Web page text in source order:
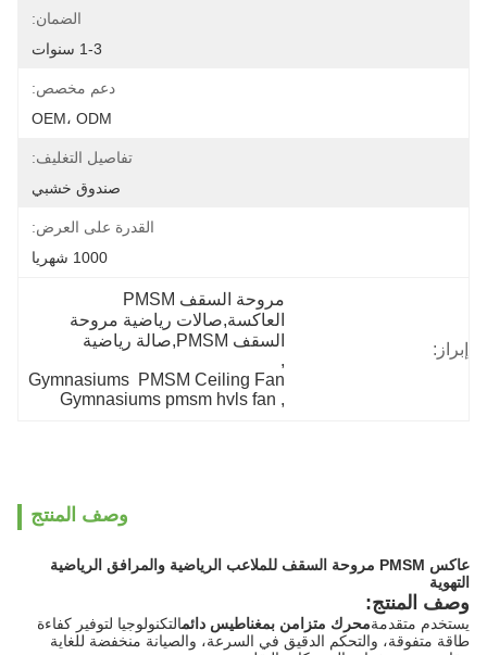
الضمان:
1-3 سنوات
دعم مخصص:
OEM، ODM
تفاصيل التغليف:
صندوق خشبي
القدرة على العرض:
1000 شهريا
إبراز:
مروحة السقف PMSM
العاكسة,صالات رياضية مروحة
السقف PMSM,صالة رياضية
,
Gymnasiums  PMSM Ceiling Fan
,
Gymnasiums pmsm hvls fan
وصف المنتج
عاكس PMSM مروحة السقف للملاعب الرياضية والمرافق الرياضية
التهوية
وصف المنتج:
يستخدم متقدمةمحرك متزامن بمغناطيس دائمالتكنولوجيا لتوفير كفاءة
طاقة متفوقة، والتحكم الدقيق في السرعة، والصيانة منخفضة للغاية